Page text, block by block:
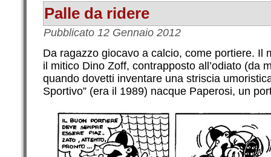
Palle da ridere
Pubblicato 12 Gennaio 2012
Da ragazzo giocavo a calcio, come portiere. Il
il mitico Dino Zoff, contrapposto all’odiato (da
quando dovetti inventare una striscia
Sportivo” (era il 1989) nacque Paperosi, un